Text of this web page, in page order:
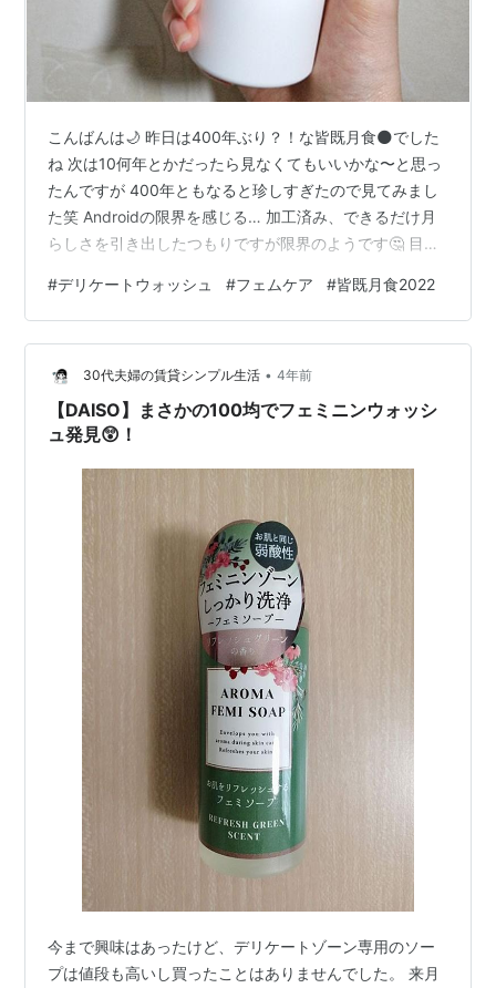
こんばんは🌙 昨日は400年ぶり？！な皆既月食🌑でした
ね 次は10何年とかだったら見なくてもいいかな〜と思っ
たんですが 400年ともなると珍しすぎたので見てみまし
た笑 Androidの限界を感じる… 加工済み、できるだけ月
らしさを引き出したつもりですが限界のようです🤔 目で
し残念 でもいつもの月より赤くなってるのが分かりまし
た！ InstagramやLIPSも覗いてみてね！ lit.link さて今回
は少しデリケートな回 男子禁制ではなく男女関係なくオ
ススメしたい商品のレビューです( •̀ω•́ )و &Dea D-Wash
(ボディウォッシュ…
#デリケートウォッシュ #フェムケア #皆既月食2022
30代夫婦の賃貸シンプル生活 • 4年前
【DAISO】まさかの100均でフェミニンウォッシ
ュ発見😲！
今まで興味はあったけど、デリケートゾーン専用のソー
プは値段も高いし買ったことはありませんでした。 来月